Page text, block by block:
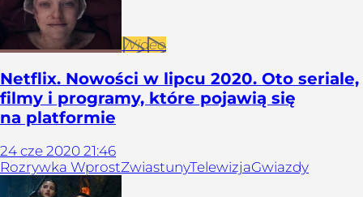
Wideo
Netflix. Nowości w lipcu 2020. Oto seriale,
filmy i programy, które pojawią się
na platformie
24 cze 2020 21:46
Rozrywka WprostZwiastunyTelewizjaGwiazdy